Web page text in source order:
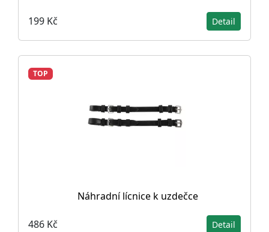
199 Kč Detail
TOP
Náhradní lícnice k uzdečce
486 Kč Detail